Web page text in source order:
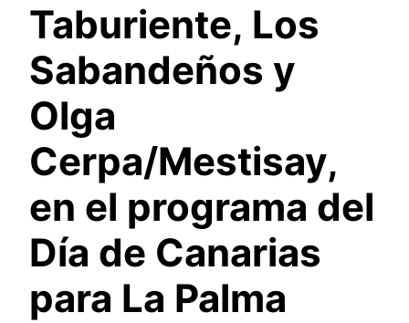
Taburiente, Los
Sabandeños y
Olga
Cerpa/Mestisay,
en el programa del
Día de Canarias
para La Palma